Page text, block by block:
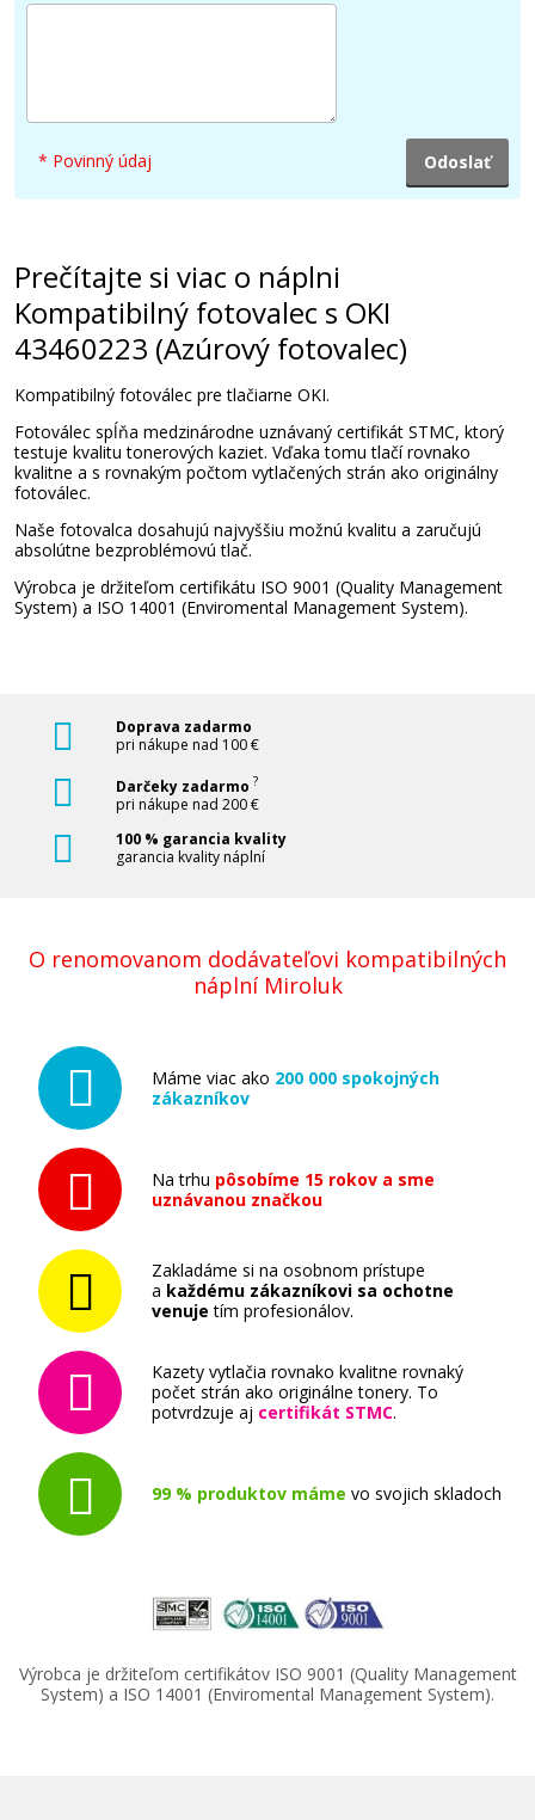
Kompatibilný fotovalec s OKI 43460224
(Čierny fotovalec)
74,90 €
Kompatibilný fotovalec s OKI 43460221
74,90 €
Kompatibilní fotoválec
74,90 €
Originálna zapekacia jednotka OKI
* Povinný údaj
Prečítajte si viac o náplni
Kompatibilný fotovalec s OKI
43460223 (Azúrový fotovalec)
Kompatibilný fotoválec pre tlačiarne OKI.
Fotoválec spĺňa medzinárodne uznávaný certifikát STMC, ktorý
testuje kvalitu tonerových kaziet. Vďaka tomu tlačí rovnako
kvalitne a s rovnakým počtom vytlačených strán ako originálny
fotoválec.
Naše fotovalca dosahujú najvyššiu možnú kvalitu a zaručujú
absolútne bezproblémovú tlač.
Výrobca je držiteľom certifikátu ISO 9001 (Quality Management
System) a ISO 14001 (Enviromental Management System).
Doprava zadarmo
pri nákupe nad 100 €
Darčeky zadarmo ?
pri nákupe nad 200 €
100 % garancia kvality
garancia kvality náplní
O renomovanom dodávateľovi kompatibilných
náplní Miroluk
Máme viac ako 200 000 spokojných
zákazníkov
Na trhu pôsobíme 15 rokov a sme
uznávanou značkou
Zakladáme si na osobnom prístupe
a každému zákazníkovi sa ochotne
venuje tím profesionálov.
Kazety vytlačia rovnako kvalitne rovnaký
počet strán ako originálne tonery. To
potvrdzuje aj certifikát STMC.
99 % produktov máme vo svojich skladoch
Výrobca je držiteľom certifikátov ISO 9001 (Quality Management
System) a ISO 14001 (Enviromental Management System).